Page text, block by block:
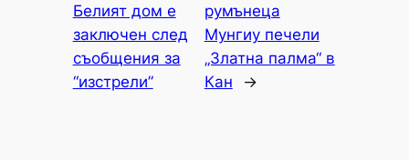
Белият дом е
заключен след
съобщения за
“изстрели”
румънеца
Мунгиу печели
„Златна палма“ в
Кан
→